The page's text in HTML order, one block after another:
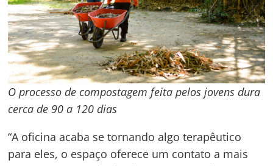
O processo de compostagem feita pelos jovens dura
cerca de 90 a 120 dias
“A oficina acaba se tornando algo terapêutico
para eles, o espaço oferece um contato a mais